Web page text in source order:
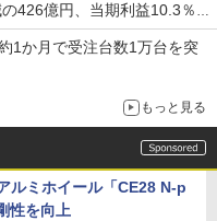
426億円、当期利益10.3％減
1か月で受注台数1万台を突
もっと見る
ルミホイール「CE28 N-p
性を向上